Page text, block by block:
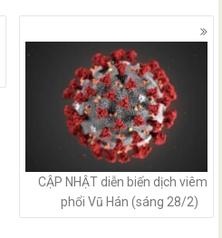
CẬP NHẬT diễn biến dịch viêm
phổi Vũ Hán (sáng 28/2)